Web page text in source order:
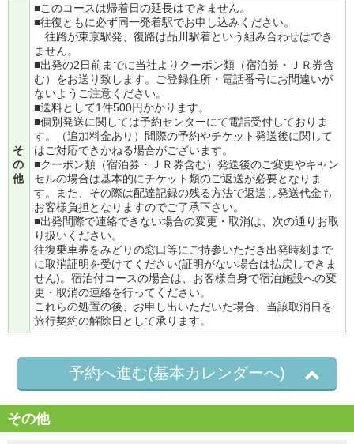
そ
の
他
■このコースは帰着日の延長はできません。
■往復ともに必ず同一発着駅でお申し込みください。
往路が東京駅発、復路は品川駅着という組み合わせはでき
ません。
■出発の2日前までに当社よりクーポン類（宿泊券・ＪＲ券含
む）をお送り致します。ご登録住所・電話番号にお間違いが
ないようご注意ください。
■送料として1件500円かかります。
■個別発送に関しては予約センターにて電話受付しておりま
す。（追加料金あり）間際の予約やチケット発送後に関して
はご対応できかねる場合がございます。
■クーポン類（宿泊券・ＪＲ券含む）発送後のご変更やキャン
セルの場合は基本的にチケット類のご返送が必要となりま
す。また、その際は配達記録の残る方法で返送し発送代金も
お客様負担となりますのでご了承下さい。
■出発間際で連絡できない場合の変更・取消は、次の通りお取
り扱いください。
往復乗車券をみどりの窓口等にご持参いただき出発時刻まで
に取消証明を受けてください(証明がない場合は払戻しできま
せん)。宿泊付コースの場合は、お客様自身で宿泊施設への変
更・取消の連絡を行ってください。
これらの処置の後、お申し出いただいた場合、当該取消日を
旅行契約の解除日として承ります。
予約へ進む(基本カレンダーへ)
その他